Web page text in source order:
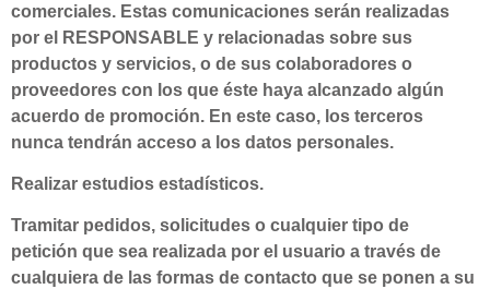
comerciales. Estas comunicaciones serán realizadas
por el RESPONSABLE y relacionadas sobre sus
productos y servicios, o de sus colaboradores o
proveedores con los que éste haya alcanzado algún
acuerdo de promoción. En este caso, los terceros
nunca tendrán acceso a los datos personales.
Realizar estudios estadísticos.
Tramitar pedidos, solicitudes o cualquier tipo de
petición que sea realizada por el usuario a través de
cualquiera de las formas de contacto que se ponen a su